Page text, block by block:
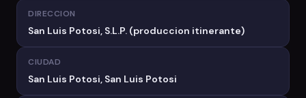
DIRECCION
San Luis Potosi, S.L.P. (produccion itinerante)
CIUDAD
San Luis Potosi, San Luis Potosi